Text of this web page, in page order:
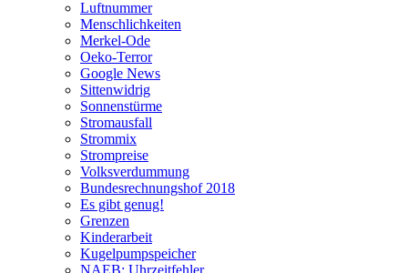
Luftnummer
Menschlichkeiten
Merkel-Ode
Oeko-Terror
Google News
Sittenwidrig
Sonnenstürme
Stromausfall
Strommix
Strompreise
Volksverdummung
Bundesrechnungshof 2018
Es gibt genug!
Grenzen
Kinderarbeit
Kugelpumpspeicher
NAEB: Uhrzeitfehler